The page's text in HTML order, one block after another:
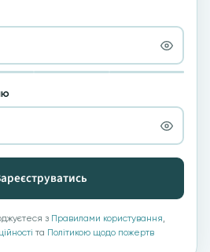
зПравилами користування
та Політикою щодо пожертв